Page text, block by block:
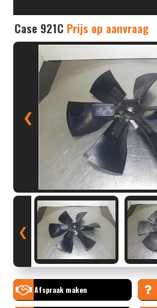
Case 921C Prijs op aanvraag
❮
❮
Afspraak maken